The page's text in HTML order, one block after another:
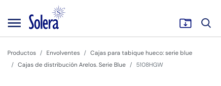
Productos Envolventes
Cajas para tabique hueco: serie blue
Cajas de distribución Arelos. Serie Blue
5108HGW